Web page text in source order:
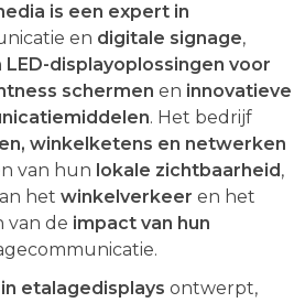
is een expert in
en digitale signage,
LED-displayoplossingen voor
schermen en innovatieve
. Het bedrijf
winkelketens en netwerken
van hun lokale zichtbaarheid,
het winkelverkeer en het
van de impact van hun
etalagedisplays ontwerpt,